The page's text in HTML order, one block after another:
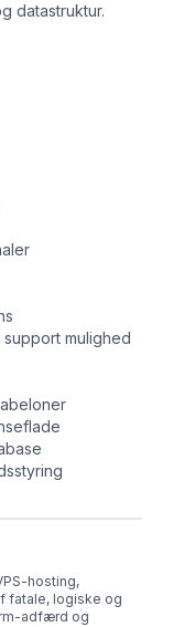
datastruktur.
mulighed
hosting,
fatale, logiske og
adfærd og